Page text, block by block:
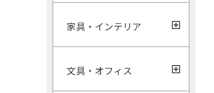
家具・インテリア
文具・オフィス